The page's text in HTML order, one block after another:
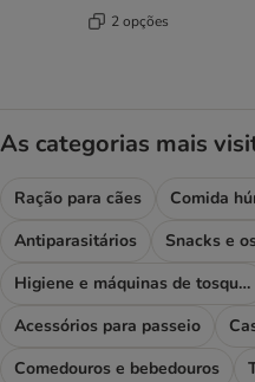
2 opções
As categorias mais
Ração para cães Comida
Antiparasitários
Snacks e
Higiene e máquinas de tosquiar
Acessórios para passeio
Comedouros e bebedouros